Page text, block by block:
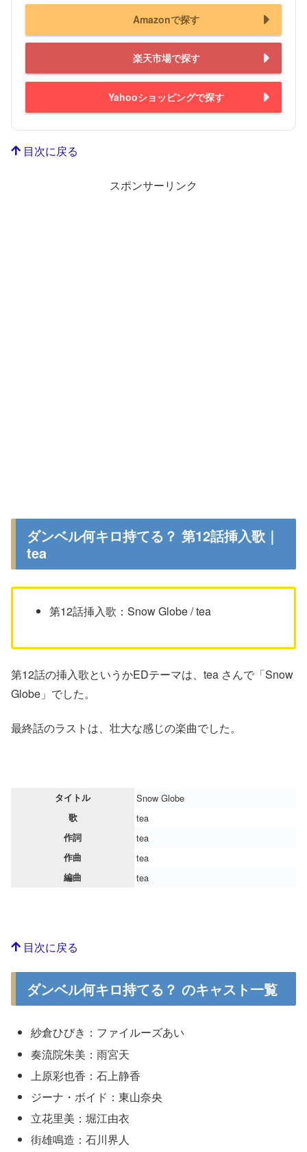
Amazonで探す
楽天市場で探す
Yahooショッピングで探す
目次に戻る
スポンサーリンク
ダンベル何キロ持てる？ 第12話挿入歌｜
tea
第12話挿入歌：Snow Globe / tea
第12話の挿入歌というかEDテーマは、tea さんで「Snow
Globe」でした。
最終話のラストは、壮大な感じの楽曲でした。
タイトル Snow Globe
歌 tea
作詞 tea
作曲 tea
編曲 tea
目次に戻る
ダンベル何キロ持てる？ のキャスト一覧
紗倉ひびき：ファイルーズあい
奏流院朱美：雨宮天
上原彩也香：石上静香
ジーナ・ボイド：東山奈央
立花里美：堀江由衣
街雄鳴造：石川界人